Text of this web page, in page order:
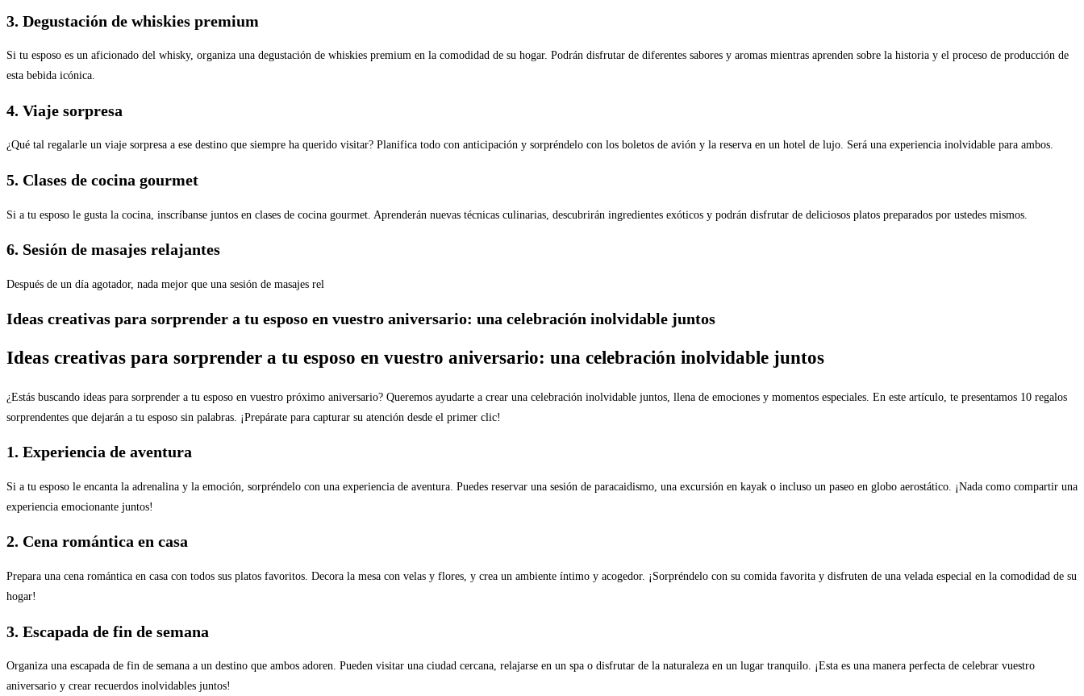
3. Degustación de whiskies premium
Si tu esposo es un aficionado del whisky, organiza una degustación de whiskies premium en la comodidad de su hogar. Podrán disfrutar de diferentes sabores y aromas mientras aprenden sobre la historia y el proceso de producción de
esta bebida icónica.
4. Viaje sorpresa
¿Qué tal regalarle un viaje sorpresa a ese destino que siempre ha querido visitar? Planifica todo con anticipación y sorpréndelo con los boletos de avión y la reserva en un hotel de lujo. Será una experiencia inolvidable para ambos.
5. Clases de cocina gourmet
Si a tu esposo le gusta la cocina, inscríbanse juntos en clases de cocina gourmet. Aprenderán nuevas técnicas culinarias, descubrirán ingredientes exóticos y podrán disfrutar de deliciosos platos preparados por ustedes mismos.
6. Sesión de masajes relajantes
Después de un día agotador, nada mejor que una sesión de masajes rel
Ideas creativas para sorprender a tu esposo en vuestro aniversario: una celebración inolvidable juntos
Ideas creativas para sorprender a tu esposo en vuestro aniversario: una celebración inolvidable juntos
¿Estás buscando ideas para sorprender a tu esposo en vuestro próximo aniversario? Queremos ayudarte a crear una celebración inolvidable juntos, llena de emociones y momentos especiales. En este artículo, te presentamos 10 regalos
sorprendentes que dejarán a tu esposo sin palabras. ¡Prepárate para capturar su atención desde el primer clic!
1. Experiencia de aventura
Si a tu esposo le encanta la adrenalina y la emoción, sorpréndelo con una experiencia de aventura. Puedes reservar una sesión de paracaidismo, una excursión en kayak o incluso un paseo en globo aerostático. ¡Nada como compartir una
experiencia emocionante juntos!
2. Cena romántica en casa
Prepara una cena romántica en casa con todos sus platos favoritos. Decora la mesa con velas y flores, y crea un ambiente íntimo y acogedor. ¡Sorpréndelo con su comida favorita y disfruten de una velada especial en la comodidad de su
hogar!
3. Escapada de fin de semana
Organiza una escapada de fin de semana a un destino que ambos adoren. Pueden visitar una ciudad cercana, relajarse en un spa o disfrutar de la naturaleza en un lugar tranquilo. ¡Esta es una manera perfecta de celebrar vuestro
aniversario y crear recuerdos inolvidables juntos!